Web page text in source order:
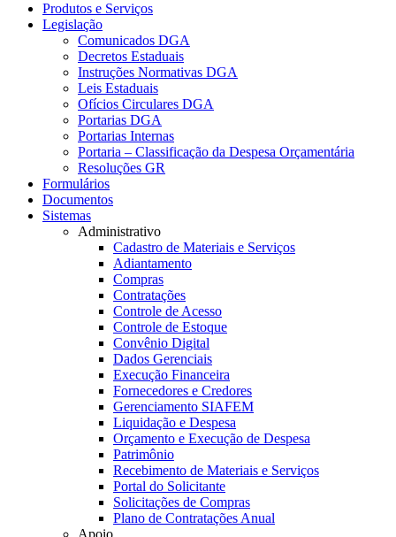
Produtos e Serviços
Legislação
Comunicados DGA
Decretos Estaduais
Instruções Normativas DGA
Leis Estaduais
Ofícios Circulares DGA
Portarias DGA
Portarias Internas
Portaria – Classificação da Despesa Orçamentária
Resoluções GR
Formulários
Documentos
Sistemas
Administrativo
Cadastro de Materiais e Serviços
Adiantamento
Compras
Contratações
Controle de Acesso
Controle de Estoque
Convênio Digital
Dados Gerenciais
Execução Financeira
Fornecedores e Credores
Gerenciamento SIAFEM
Liquidação e Despesa
Orçamento e Execução de Despesa
Patrimônio
Recebimento de Materiais e Serviços
Portal do Solicitante
Solicitações de Compras
Plano de Contratações Anual
Apoio